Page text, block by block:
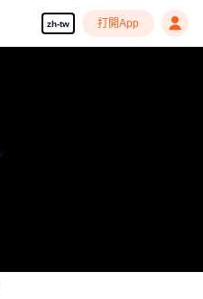
zh-tw 打開App